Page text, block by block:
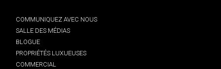
COMMUNIQUEZ AVEC NOUS
SALLE DES MÉDIAS
BLOGUE
PROPRIÉTÉS LUXUEUSES
COMMERCIAL